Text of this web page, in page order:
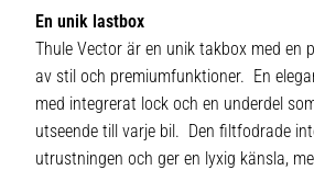
En unik lastbox
Thule Vector är en unik takbox med en
av stil och premiumfunktioner. En
med integrerat lock och en underdel
utseende till varje bil. Den filtfodrade
utrustningen och ger en lyxig känsla,